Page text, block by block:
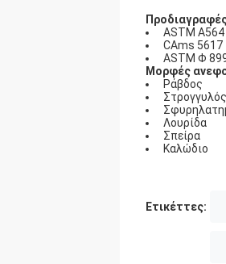
ASTM
CAms 5617
ASTM Φ
Μορφές
Ράβδος
Λουρίδα
Σπείρα
Καλώδιο
Ετικέττες: